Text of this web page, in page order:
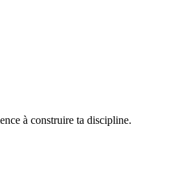
à construire ta discipline.